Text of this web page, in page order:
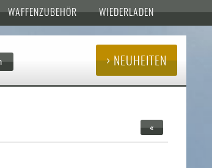
WAFFENZUBEHÖR WIEDERLADEN
› NEUHEITEN
«